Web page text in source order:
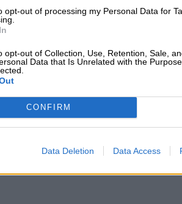
opt-out of processing my Personal Data for
opt-out of Collection, Use, Retention, Sale,
Data that Is Unrelated with the
CONFIRM
Data Deletion Data Access
Vieja abre sus puertas este fin de